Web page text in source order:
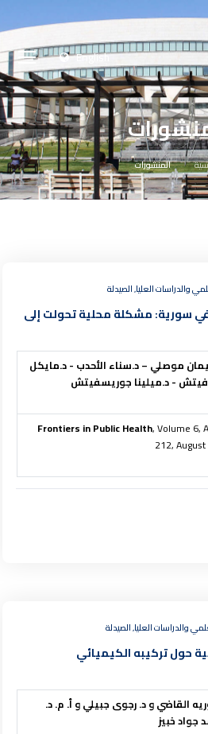
English
المنشورات
والدراسات العليا, الصيدلة
سورية: مشكلة محلية تحولت إلى
موصلي – د.سناء الأحدب - د.مايكل
- د.ميلينا جوريسفيتش
Frontiers in Public Health, Volume 6,
212,
والدراسات العليا, الصيدلة
حول تركيبه الكيميائي
القاضي و د. رجوى جبيلي و أ. م. د.
جواد خبيز